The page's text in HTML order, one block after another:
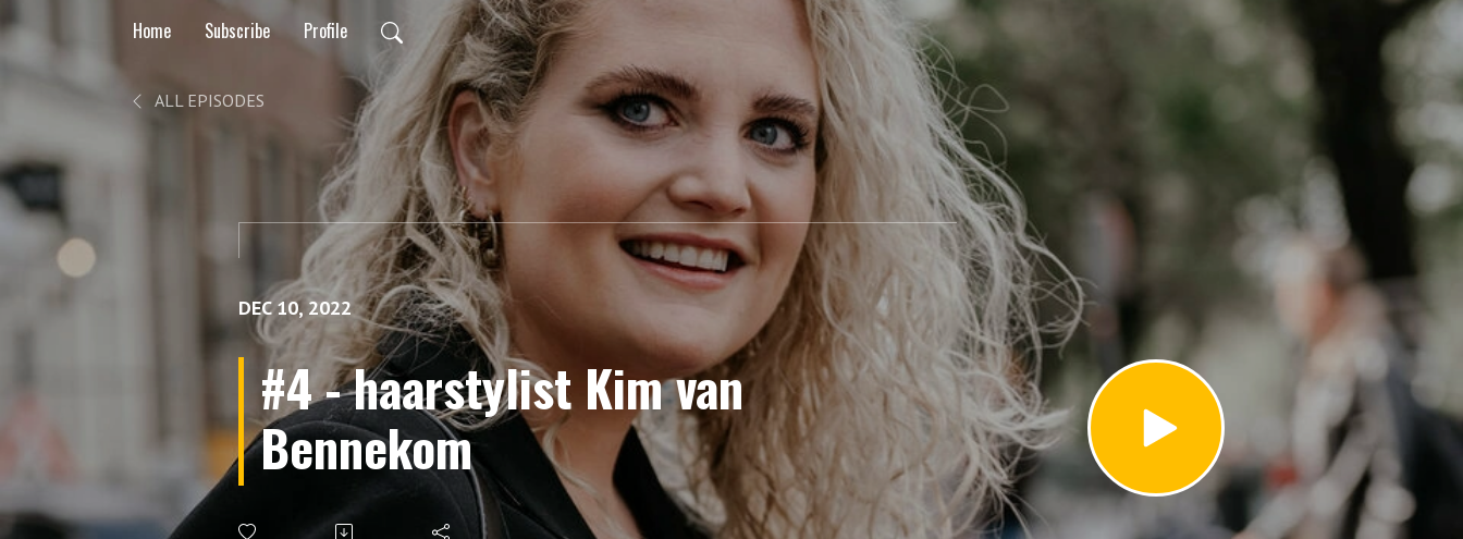
Home Subscribe Profile
ALL EPISODES
DEC 10, 2022
#4 - haarstylist Kim van
Bennekom